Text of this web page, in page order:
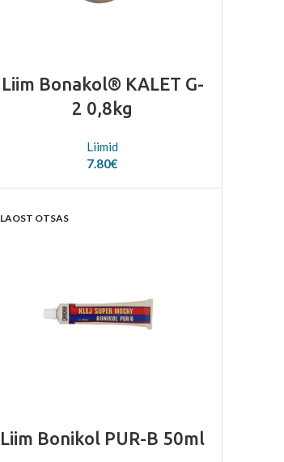
Liim Bonakol® KALET G-
2 0,8kg
Liimid
7.80€
LAOST OTSAS
Liim Bonikol PUR-B 50ml